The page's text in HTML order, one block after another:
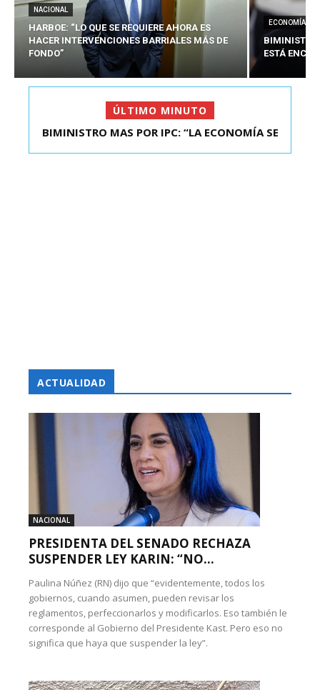
NACIONAL
HARBOE: “LO QUE SE REQUIERE AHORA ES
HACER INTERVENCIONES BARRIALES MÁS DE
FONDO”
ECONOMÍA
BIMINISTRO
ESTÁ
ÚLTIMO MINUTO
BIMINISTRO MAS POR IPC: “LA ECONOMÍA SE
ACTUALIDAD
NACIONAL
PRESIDENTA DEL SENADO RECHAZA
SUSPENDER LEY KARIN: “NO...
Paulina Núñez (RN) dijo que “evidentemente, todos los
gobiernos, cuando asumen, pueden revisar los
reglamentos, perfeccionarlos y modificarlos. Eso también le
corresponde al Gobierno del Presidente Kast. Pero eso no
significa que haya que suspender la ley”.